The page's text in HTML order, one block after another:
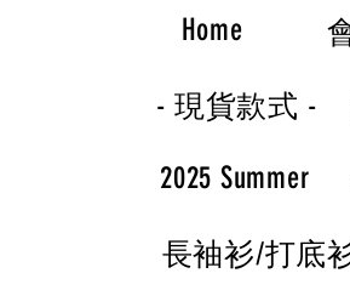
Home
- 現貨款式 -
2025 Summer
長袖衫/打底